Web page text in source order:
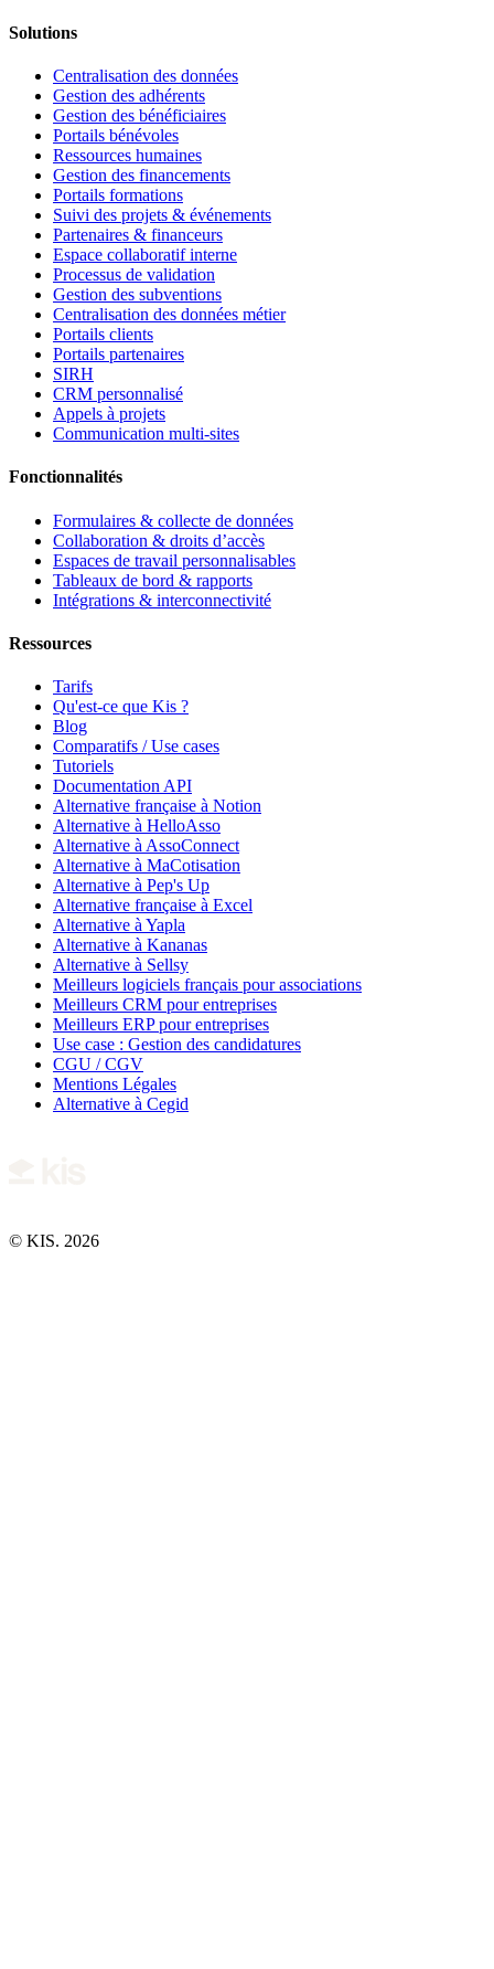
Solutions
Centralisation des données
Gestion des adhérents
Gestion des bénéficiaires
Portails bénévoles
Ressources humaines
Gestion des financements
Portails formations
Suivi des projets & événements
Partenaires & financeurs
Espace collaboratif interne
Processus de validation
Gestion des subventions
Centralisation des données métier
Portails clients
Portails partenaires
SIRH
CRM personnalisé
Appels à projets
Communication multi-sites
Fonctionnalités
Formulaires & collecte de données
Collaboration & droits d’accès
Espaces de travail personnalisables
Tableaux de bord & rapports
Intégrations & interconnectivité
Ressources
Tarifs
Qu'est-ce que Kis ?
Blog
Comparatifs / Use cases
Tutoriels
Documentation API
Alternative française à Notion
Alternative à HelloAsso
Alternative à AssoConnect
Alternative à MaCotisation
Alternative à Pep's Up
Alternative française à Excel
Alternative à Yapla
Alternative à Kananas
Alternative à Sellsy
Meilleurs logiciels français pour associations
Meilleurs CRM pour entreprises
Meilleurs ERP pour entreprises
Use case : Gestion des candidatures
CGU / CGV
Mentions Légales
Alternative à Cegid
© KIS. 2026